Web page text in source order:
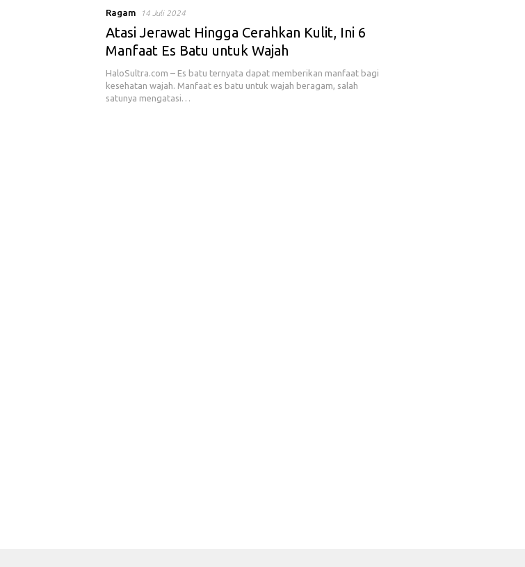
Ragam 14 Juli 2024
Atasi Jerawat Hingga Cerahkan Kulit, Ini 6
Manfaat Es Batu untuk Wajah
HaloSultra.com – Es batu ternyata dapat memberikan manfaat bagi
kesehatan wajah. Manfaat es batu untuk wajah beragam, salah
satunya mengatasi…